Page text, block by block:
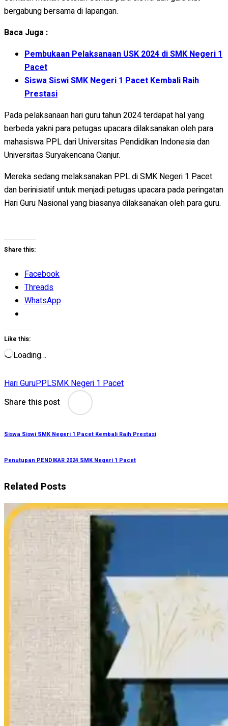
bergabung bersama di lapangan.
Baca Juga :
Pembukaan Pelaksanaan USK 2024 di SMK Negeri 1
Pacet
Siswa Siswi SMK Negeri 1 Pacet Kembali Raih
Prestasi
Pada pelaksanaan hari guru tahun 2024 terdapat hal yang
berbeda yakni para petugas upacara dilaksanakan oleh para
mahasiswa PPL dari Universitas Pendidikan Indonesia dan
Universitas Suryakencana Cianjur.
Mereka sedang melaksanakan PPL di SMK Negeri 1 Pacet
dan berinisiatif untuk menjadi petugas upacara pada peringatan
Hari Guru Nasional yang biasanya dilaksanakan oleh para guru.
Share this:
Facebook
Threads
WhatsApp
Like this:
Loading…
Hari GuruPPLSMK Negeri 1 Pacet
Share this post
Siswa Siswi SMK Negeri 1 Pacet Kembali Raih Prestasi
Penutupan PENDIKAR 2024 SMK Negeri 1 Pacet
Related Posts